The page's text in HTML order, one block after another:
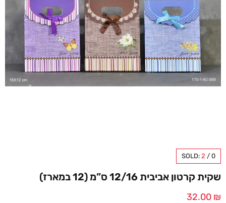
SOLD: 2 / 0
שקית קרטון אביבית 12/16 ס”מ (12 במארז)
32.00 ₪